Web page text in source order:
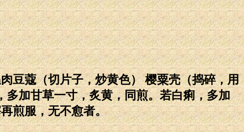
蔻（切片子，炒黄色） 樱粟壳（捣碎，用
加甘草一寸，炙黄，同煎。若白痢，多加
煎服，无不愈者。